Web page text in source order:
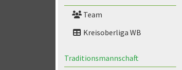
Team
Kreisoberliga WB
Traditionsmannschaft